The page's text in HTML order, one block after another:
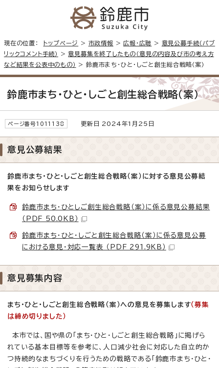
現在の位置： トップページ > 市政情報 >広報・広聴 > 意見公募手続（パブ
リックコメント手続）
>意見募集を終了したもの（意見の内容及び市の考え方
など結果を公表中のもの）
> 鈴鹿市まち・ひと・しごと創生総合戦略（案）
鈴鹿市まち・ひと・しごと創生総合戦略（案）
ページ番号1011138 更新日 2024年1月25日
意見公募結果
鈴鹿市まち・ひと・しごと創生総合戦略（案）に対する意見公募結
果をお知らせします
鈴鹿市まち・ひとしご創生総合戦略（案）に係る意見公募結果
（PDF 50.0KB）
鈴鹿市まち・ひと・しごと創生総合戦略（案）に係る意見公募
における意見・対応一覧表 （PDF 291.9KB）
意見募集内容
まち・ひと・しごと創生総合戦略（案）への意見を募集します（募集
は締め切りました）
本市では、国や県の「まち・ひと・しごと創生総合戦略」に掲げら
れている基本目標等を参考に、人口減少社会に対応した自立的か
つ持続的なまちづくりを行うための戦略である「鈴鹿市まち・ひと・